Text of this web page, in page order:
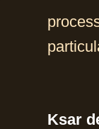
Ksar